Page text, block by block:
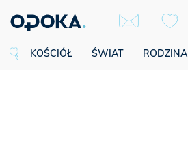
KOŚCIÓŁ ŚWIAT RODZINA